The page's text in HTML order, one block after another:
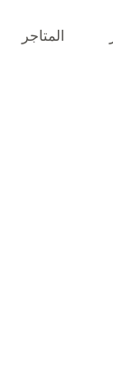
المتاجر